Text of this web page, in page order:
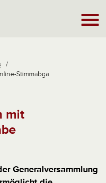
/
Stimmabga...
mit
Generalversammlung